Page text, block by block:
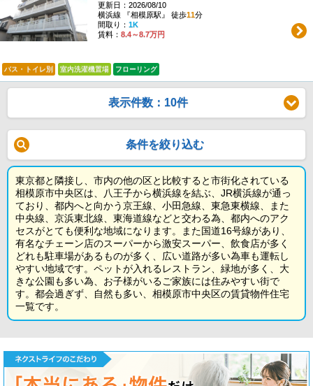
更新日：2026/08/10
横浜線 『相模原駅』 徒歩11分
間取り： 1K
賃料： 8.4～8.7万円
バス・トイレ別 室内洗濯機置場 フローリング
表示件数：10件
条件を絞り込む
東京都と隣接し、市内の他の区と比較すると市街化されている
相模原市中央区は、八王子から横浜線を結ぶ、JR横浜線が通っ
ており、都内へと向かう京王線、小田急線、東急東横線、また
中央線、京浜東北線、東海道線などと交わる為、都内へのアク
セスがとても便利な地域になります。また国道16号線があり、
有名なチェーン店のスーパーから激安スーパー、飲食店が多く
どれも駐車場があるものが多く、広い道路が多い為車も運転し
やすい地域です。ペットが入れるレストラン、緑地が多く、大
きな公園も多い為、お子様がいるご家族には住みやすい街で
す。都会過ぎず、自然も多い、相模原市中央区の賃貸物件住宅
一覧です。